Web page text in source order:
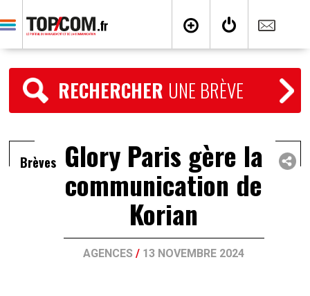
RECHERCHER UNE BRÈVE
Brèves Glory Paris gère la
communication de
Korian
AGENCES / 13 NOVEMBRE 2024